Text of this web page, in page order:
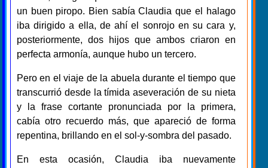
un buen piropo. Bien sabía Claudia que el halago
iba dirigido a ella, de ahí el sonrojo en su cara y,
posteriormente, dos hijos que ambos criaron en
perfecta armonía, aunque hubo un tercero.
Pero en el viaje de la abuela durante el tiempo que
transcurrió desde la tímida aseveración de su nieta
y la frase cortante pronunciada por la primera,
cabía otro recuerdo más, que apareció de forma
repentina, brillando en el sol-y-sombra del pasado.
En esta ocasión, Claudia iba nuevamente